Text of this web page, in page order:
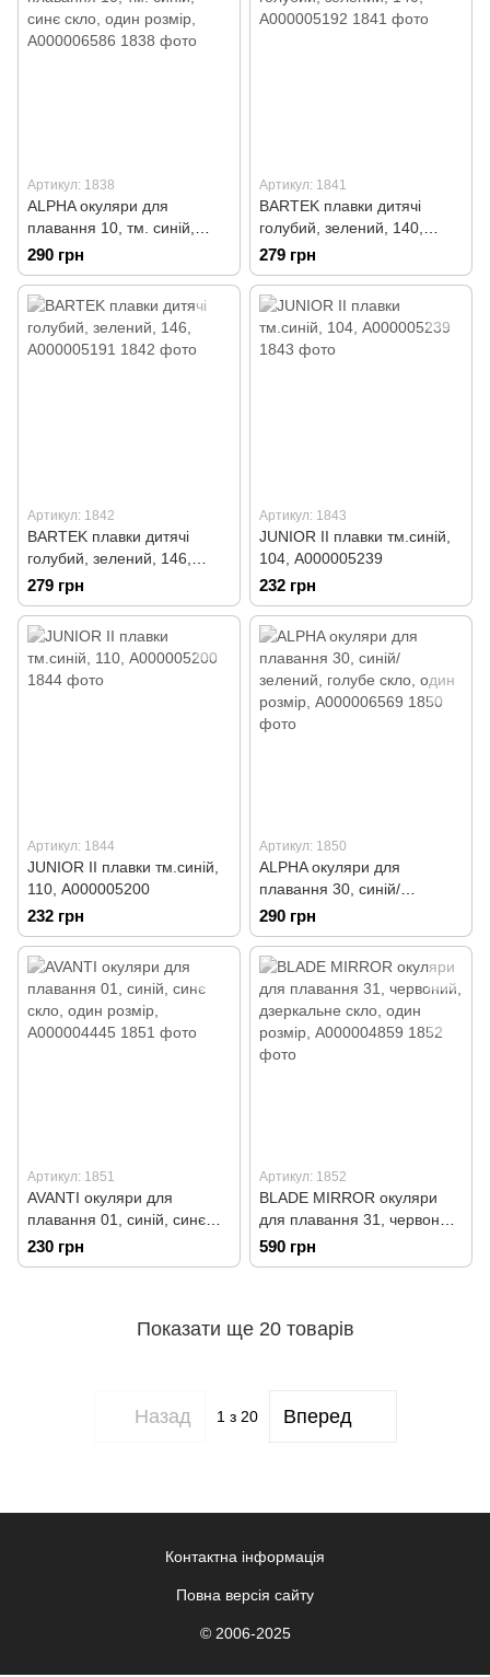
Артикул: 1838
ALPHA окуляри для
плавання 10, тм. синій,
синє скло, один розмір,
А000006586
290 грн
Артикул: 1841
BARTEK плавки дитячі
голубий, зелений, 140,
А000005192
279 грн
Артикул: 1842
BARTEK плавки дитячі
голубий, зелений, 146,
А000005191
279 грн
Артикул: 1843
JUNIOR II плавки тм.синій,
104, А000005239
232 грн
Артикул: 1844
JUNIOR II плавки тм.синій,
110, А000005200
232 грн
Артикул: 1850
ALPHA окуляри для
плавання 30, синій/
зелений, голубе скло, один
розмір, А000006569
290 грн
Артикул: 1851
AVANTI окуляри для
плавання 01, синій, синє
скло, один розмір,
А000004445
230 грн
Артикул: 1852
BLADE MIRROR окуляри
для плавання 31, червоний,
дзеркальне скло, один
розмір, А000004859
590 грн
Показати ще 20 товарів
Назад 1 з 20 Вперед
Контактна інформація
Повна версія сайту
© 2006-2025